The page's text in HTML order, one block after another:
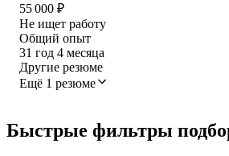
55 000 ₽
Не ищет работу
Общий опыт
31 год 4 месяца
Другие резюме
Ещё 1 резюме
Быстрые фильтры